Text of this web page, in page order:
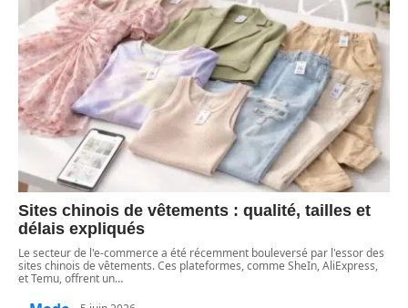
Sites chinois de vêtements : qualité, tailles et
délais expliqués
Le secteur de l'e-commerce a été récemment bouleversé par l'essor des
sites chinois de vêtements. Ces plateformes, comme SheIn, AliExpress,
et Temu, offrent un…